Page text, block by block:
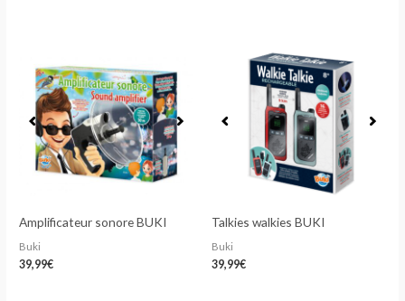
Amplificateur sonore BUKI
Buki
39,99€
Talkies walkies BUKI
Buki
39,99€